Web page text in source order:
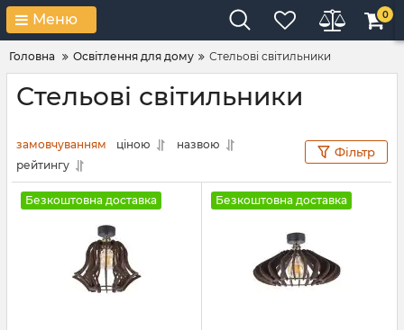
Меню 0
Головна Освітлення для дому Стельові світильники
Стельові світильники
замовчуванням ціною
назвою
рейтингу
Фільтр
Безкоштовна доставка Безкоштовна доставка